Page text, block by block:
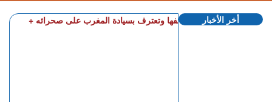
تعلن تغييرا في موقفها وتعترف بسيادة المغرب على صحرائه
أخر الأخبار